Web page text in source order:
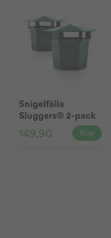
Snigelfälla
Sluggers® 2-pack
149,90 Köp